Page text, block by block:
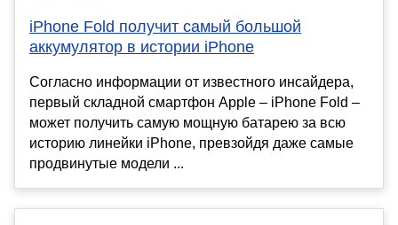
iPhone Fold получит самый большой
аккумулятор в истории iPhone
Согласно информации от известного инсайдера,
первый складной смартфон Apple – iPhone Fold –
может получить самую мощную батарею за всю
историю линейки iPhone, превзойдя даже самые
продвинутые модели ...